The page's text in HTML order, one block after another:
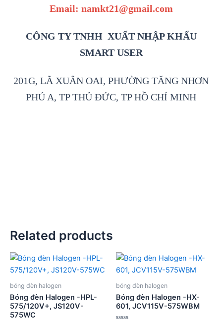
Email: namkt21@gmail.com
CÔNG TY TNHH XUẤT NHẬP KHẨU
SMART USER
201G, LÃ XUÂN OAI, PHƯỜNG TĂNG NHƠN
PHÚ A, TP THỦ ĐỨC, TP HỒ CHÍ MINH
Related products
bóng đèn halogen
Bóng đèn Halogen -HPL-
575/120V+, JS120V-
575WC
bóng đèn halogen
Bóng đèn Halogen -HX-
601, JCV115V-575WBM